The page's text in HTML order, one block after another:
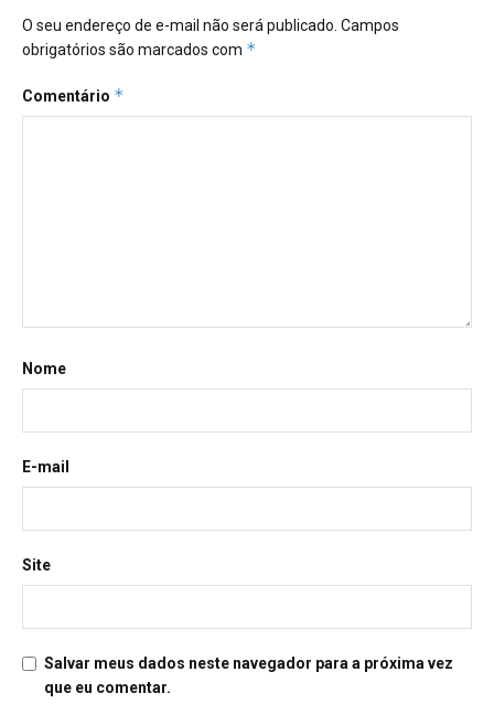
O seu endereço de e-mail não será publicado. Campos
obrigatórios são marcados com *
Comentário *
Nome
E-mail
Site
Salvar meus dados neste navegador para a próxima vez
que eu comentar.